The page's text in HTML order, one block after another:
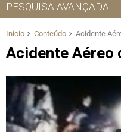
PESQUISA AVANÇADA
Início Conteúdo Acidente
Acidente Aéreo